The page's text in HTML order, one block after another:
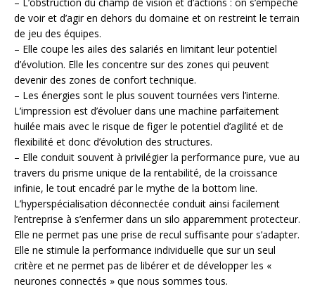
de voir et d’agir en dehors du domaine et on restreint le terrain
de jeu des équipes.
– Elle coupe les ailes des salariés en limitant leur potentiel
d’évolution. Elle les concentre sur des zones qui peuvent
devenir des zones de confort technique.
– Les énergies sont le plus souvent tournées vers l’interne.
L’impression est d’évoluer dans une machine parfaitement
huilée mais avec le risque de figer le potentiel d’agilité et de
flexibilité et donc d’évolution des structures.
– Elle conduit souvent à privilégier la performance pure, vue au
travers du prisme unique de la rentabilité, de la croissance
infinie, le tout encadré par le mythe de la bottom line.
L’hyperspécialisation déconnectée conduit ainsi facilement
l’entreprise à s’enfermer dans un silo apparemment protecteur.
Elle ne permet pas une prise de recul suffisante pour s’adapter.
Elle ne stimule la performance individuelle que sur un seul
critère et ne permet pas de libérer et de développer les «
neurones connectés » que nous sommes tous.